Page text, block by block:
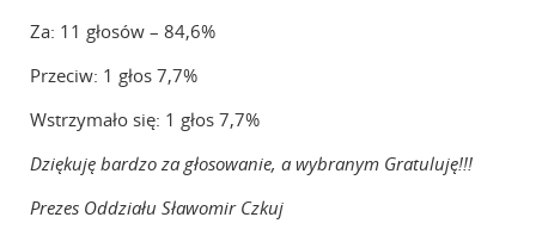
Za: 11 głosów – 84,6%
Przeciw: 1 głos 7,7%
Wstrzymało się: 1 głos 7,7%
Dziękuję bardzo za głosowanie, a wybranym Gratuluję!!!
Prezes Oddziału Sławomir Czkuj